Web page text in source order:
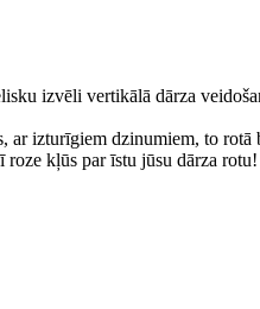
izvēli vertikālā dārza
izturīgiem dzinumiem, to
kļūs par īstu jūsu dārza